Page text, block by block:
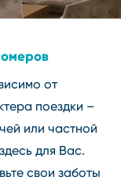
от
поездки –
или частной
для Вас.
свои заботы